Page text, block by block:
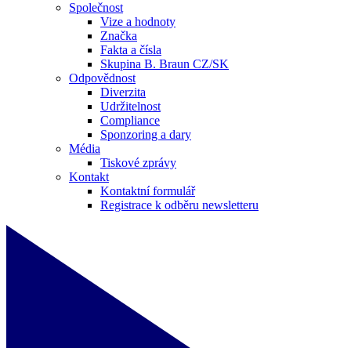
Společnost
Vize a hodnoty
Značka
Fakta a čísla
Skupina B. Braun CZ/SK
Odpovědnost
Diverzita
Udržitelnost
Compliance
Sponzoring a dary
Média
Tiskové zprávy
Kontakt
Kontaktní formulář
Registrace k odběru newsletteru